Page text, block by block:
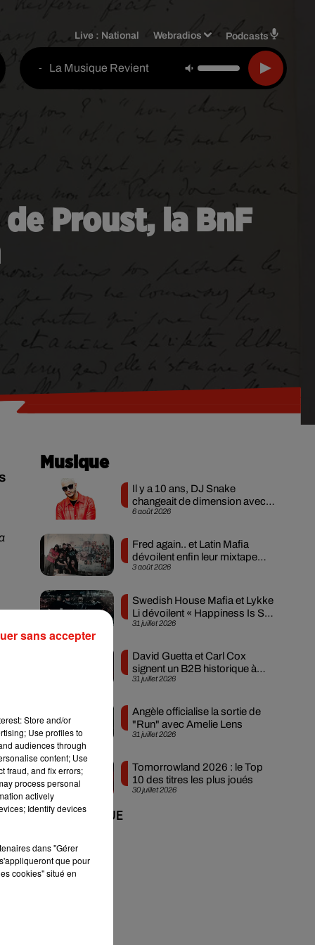
Live : National Webradios Podcasts
- La Musique Revient
Proust, la BnF
Musique
6 août 2026
Il y a 10 ans, DJ Snake
changeait de dimension avec
son premier...
3 août 2026
Fred again.. et Latin Mafia
dévoilent enfin leur mixtape
créée en...
31 juillet 2026
Swedish House Mafia et Lykke
Li dévoilent « Happiness Is So
Sad »
31 juillet 2026
David Guetta et Carl Cox
signent un B2B historique à
Ibiza
31 juillet 2026
Angèle officialise la sortie de
"Run" avec Amelie Lens
30 juillet 2026
Tomorrowland 2026 : le Top
10 des titres les plus joués
+ DE MUSIQUE
Store and/or
Use profiles to
audiences through
content; Use
fraud, and fix errors;
process personal
actively
Identify devices
dans "Gérer
que pour
cookies" situé en
sans accepter